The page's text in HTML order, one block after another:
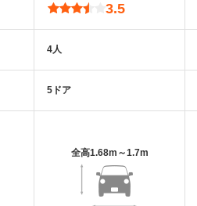
3.5
4人
5ドア
全高1.68m～1.7m